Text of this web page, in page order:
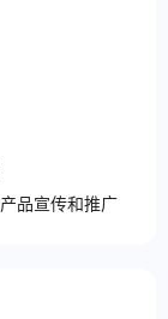
品宣传和推广